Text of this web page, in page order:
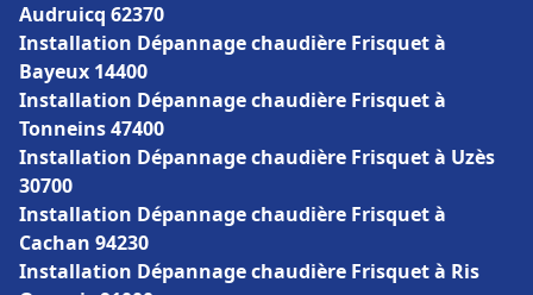
Audruicq 62370
Installation Dépannage chaudière Frisquet à
Bayeux 14400
Installation Dépannage chaudière Frisquet à
Tonneins 47400
Installation Dépannage chaudière Frisquet à Uzès
30700
Installation Dépannage chaudière Frisquet à
Cachan 94230
Installation Dépannage chaudière Frisquet à Ris